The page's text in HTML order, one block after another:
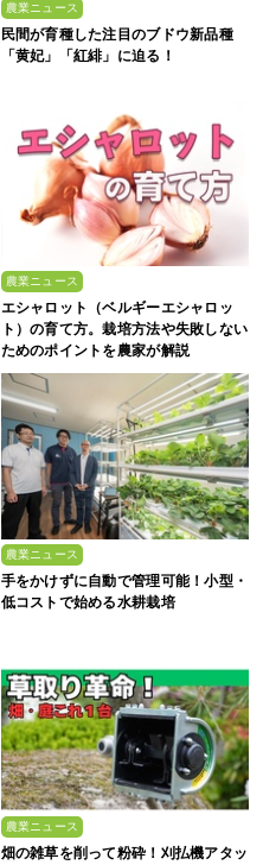
農業ニュース
民間が育種した注目のブドウ新品種
「黄妃」「紅緋」に迫る！
農業ニュース
エシャロット（ベルギーエシャロッ
ト）の育て方。栽培方法や失敗しない
ためのポイントを農家が解説
農業ニュース
手をかけずに自動で管理可能！小型・
低コストで始める水耕栽培
農業ニュース
畑の雑草を削って粉砕！刈払機アタッ